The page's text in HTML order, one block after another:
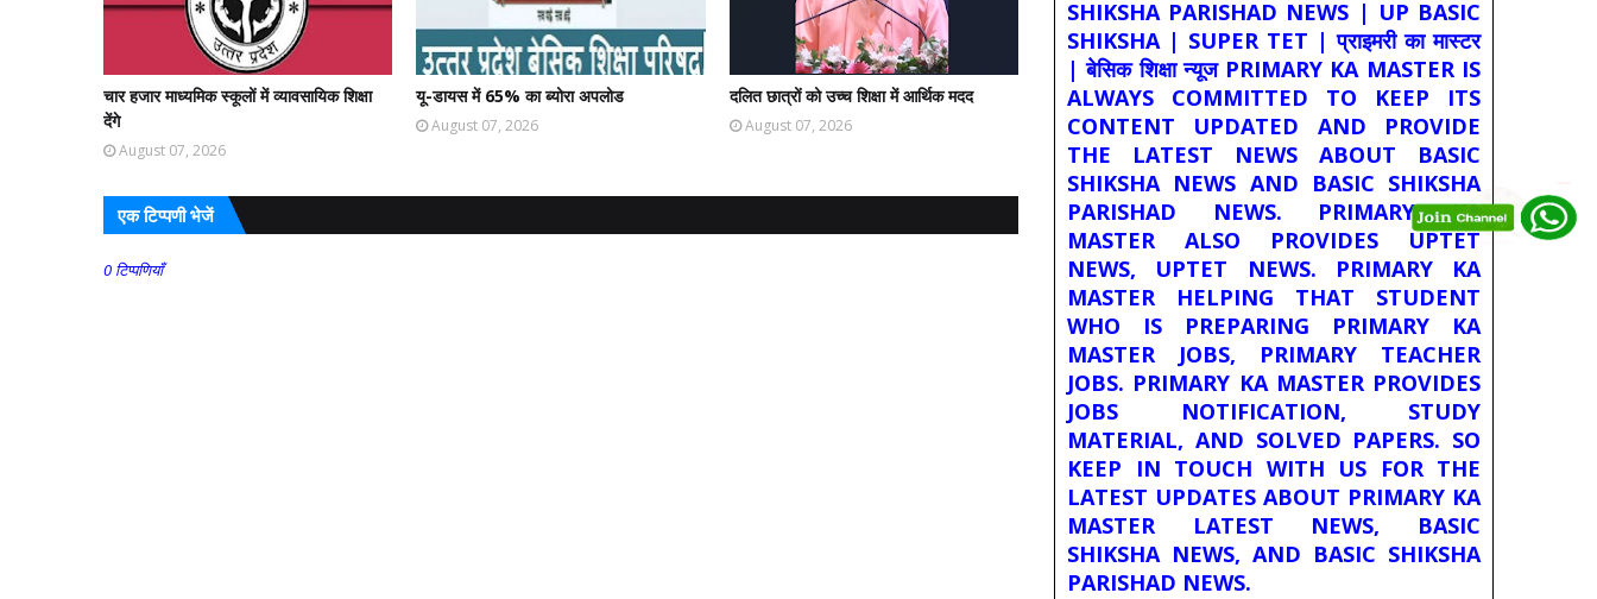
चार हजार माध्यमिक स्कूलों में व्यावसायिक शिक्षा
देंगे
August 07, 2026
यू-डायस में 65% का ब्योरा अपलोड
August 07, 2026
दलित छात्रों को उच्च शिक्षा में आर्थिक मदद
August 07, 2026
एक टिप्पणी भेजें
0 टिप्पणियाँ
SHIKSHA PARISHAD NEWS | UP BASIC
SHIKSHA | SUPER TET | प्राइमरी का मास्टर
| बेसिक शिक्षा न्यूज PRIMARY KA MASTER IS
ALWAYS COMMITTED TO KEEP ITS
CONTENT UPDATED AND PROVIDE
THE LATEST NEWS ABOUT BASIC
SHIKSHA NEWS AND BASIC SHIKSHA
PARISHAD NEWS. PRIMARY KA
MASTER ALSO PROVIDES UPTET
NEWS, UPTET NEWS. PRIMARY KA
MASTER HELPING THAT STUDENT
WHO IS PREPARING PRIMARY KA
MASTER JOBS, PRIMARY TEACHER
JOBS. PRIMARY KA MASTER PROVIDES
JOBS NOTIFICATION, STUDY
MATERIAL, AND SOLVED PAPERS. SO
KEEP IN TOUCH WITH US FOR THE
LATEST UPDATES ABOUT PRIMARY KA
MASTER LATEST NEWS, BASIC
SHIKSHA NEWS, AND BASIC SHIKSHA
PARISHAD NEWS.